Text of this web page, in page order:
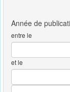
entre le
et le